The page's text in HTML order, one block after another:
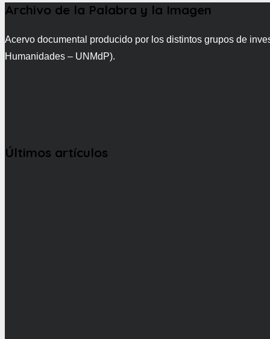
Archivo de la Palabra y la Imagen
Acervo documental producido por los distintos grupos de
Humanidades – UNMdP).
Últimos artículos